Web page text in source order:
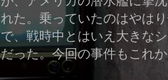
れた。乗っていたのはやは
で、戦時中とはいえ大きな
だった。今回の事件もこれ